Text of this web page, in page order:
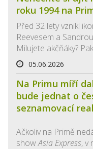
roku 1994 na
Před 32 lety vznikl
Reevesem a
Milujete akčňáky?
05.06.2026
Na Primu míří
bude jednat o
seznamovací
Ačkoliv na Primě
showAsia Express, v